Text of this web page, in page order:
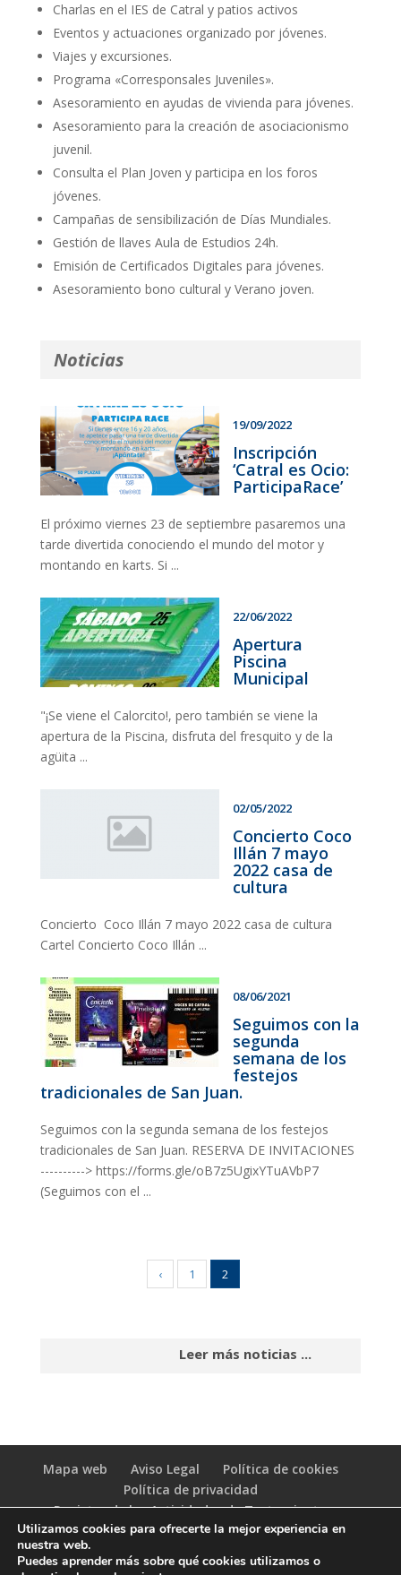
Charlas en el IES de Catral y patios activos
Eventos y actuaciones organizado por jóvenes.
Viajes y excursiones.
Programa «Corresponsales Juveniles».
Asesoramiento en ayudas de vivienda para jóvenes.
Asesoramiento para la creación de asociacionismo
juvenil.
Consulta el Plan Joven y participa en los foros
jóvenes.
Campañas de sensibilización de Días Mundiales.
Gestión de llaves Aula de Estudios 24h.
Emisión de Certificados Digitales para jóvenes.
Asesoramiento bono cultural y Verano joven.
Noticias
19/09/2022
Inscripción
‘Catral es Ocio:
ParticipaRace’
El próximo viernes 23 de septiembre pasaremos una
tarde divertida conociendo el mundo del motor y
montando en karts. Si ...
22/06/2022
Apertura
Piscina
Municipal
"¡Se viene el Calorcito!, pero también se viene la
apertura de la Piscina, disfruta del fresquito y de la
agüita ...
02/05/2022
Concierto Coco
Illán 7 mayo
2022 casa de
cultura
Concierto Coco Illán 7 mayo 2022 casa de cultura
Cartel Concierto Coco Illán ...
08/06/2021
Seguimos con la
segunda
semana de los
festejos
tradicionales de San Juan.
Seguimos con la segunda semana de los festejos
tradicionales de San Juan. RESERVA DE INVITACIONES
----------> https://forms.gle/oB7z5UgixYTuAVbP7
(Seguimos con el ...
‹ 1 2
Leer más noticias ...
Mapa web Aviso Legal
Política de cookies
Política de privacidad
Registro de las Actividades de Tratamiento
(RAT)
Utilizamos cookies para ofrecerte la mejor experiencia en
nuestra web.
Puedes aprender más sobre qué cookies utilizamos o